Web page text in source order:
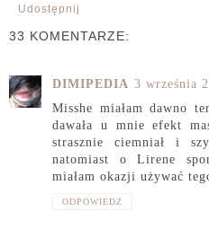
Udostępnij
33 KOMENTARZE:
DIMIPEDIA 3 września
Misshe miałam dawno
dawała u mnie efekt
strasznie ciemniał i
natomiast o Lirene
miałam okazji używać
ODPOWIEDZ